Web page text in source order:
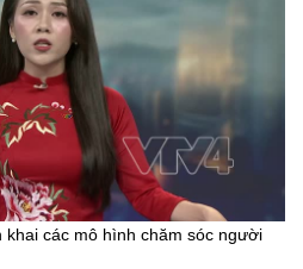
các mô hình chăm sóc người